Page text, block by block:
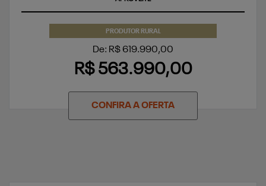
PRODUTOR RURAL
De: R$ 619.990,00
R$ 563.990,00
CONFIRA A OFERTA